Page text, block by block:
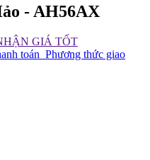
- AH56AX
GIÁ TỐT
toán Phương thức giao